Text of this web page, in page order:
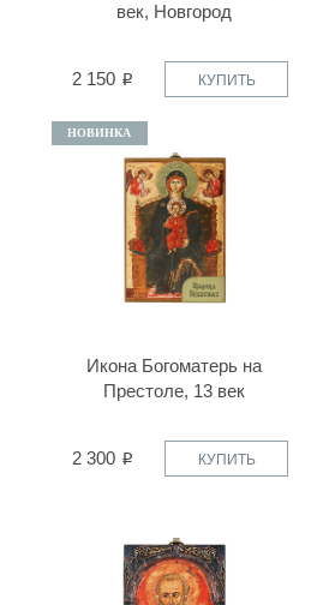
век, Новгород
2 150 КУПИТЬ
НОВИНКА
Икона Богоматерь на
Престоле, 13 век
2 300 КУПИТЬ